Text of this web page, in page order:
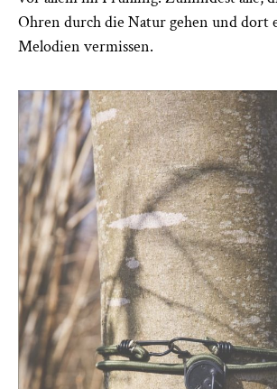
Ohren durch die Natur gehen und dort
Melodien vermissen.